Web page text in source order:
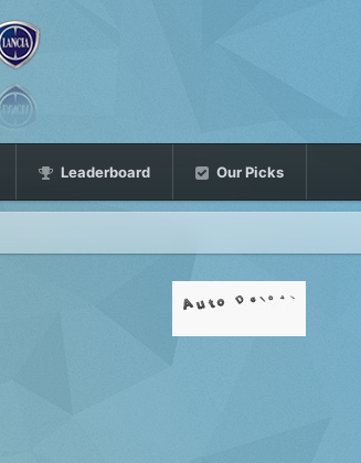
Leaderboard Our Picks